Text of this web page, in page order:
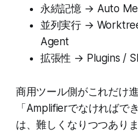
永続記憶 → Auto
並列実行 →
Agent
拡張性 → Plugins /
商用ツール側がこれだけ
「Amplifierでなければで
は、難しくなりつつありま